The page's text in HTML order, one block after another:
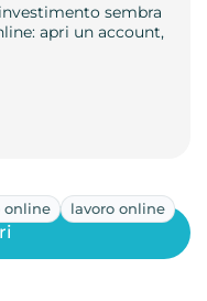
sembra
apri un account,
online lavoro online